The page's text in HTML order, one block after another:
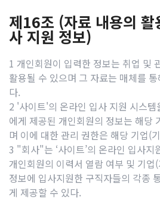
제16조 (자료 내용의 활
사 지원 정보)
1 개인회원이 입력한 정보는 취업 및
활용될 수 있으며 그 자료는 매체를
다.
2 '사이트'의 온라인 입사 지원 시스
에게 제공된 개인회원의 정보는 해당
며 이에 대한 관리 권한은 해당 기업(
3 "회사"는 ‘사이트’의 온라인 입사지
개인회원의 이력서 열람 여부 및 기업
정보에 입사지원한 구직자들의 각종
게 제공할 수 있다.